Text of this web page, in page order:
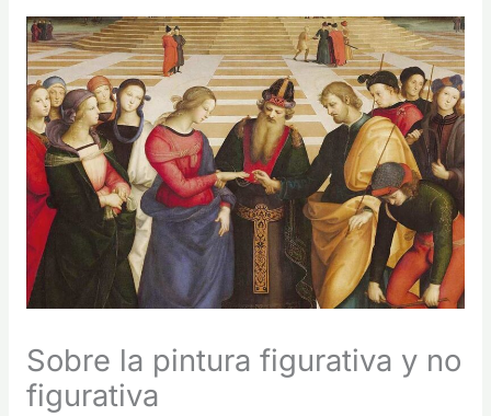
Sobre la pintura figurativa y no
figurativa